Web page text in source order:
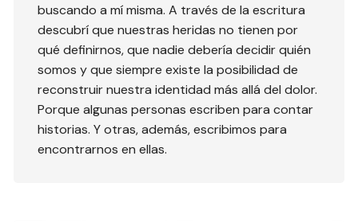
buscando a mí misma. A través de la escritura
descubrí que nuestras heridas no tienen por
qué definirnos, que nadie debería decidir quién
somos y que siempre existe la posibilidad de
reconstruir nuestra identidad más allá del dolor.
Porque algunas personas escriben para contar
historias. Y otras, además, escribimos para
encontrarnos en ellas.